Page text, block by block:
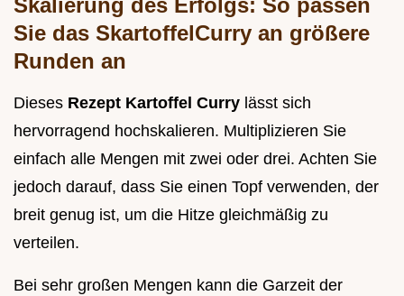
Skalierung des Erfolgs: So passen
Sie das SkartoffelCurry an größere
Runden an
Dieses Rezept Kartoffel Curry lässt sich
hervorragend hochskalieren. Multiplizieren Sie
einfach alle Mengen mit zwei oder drei. Achten Sie
jedoch darauf, dass Sie einen Topf verwenden, der
breit genug ist, um die Hitze gleichmäßig zu
verteilen.
Bei sehr großen Mengen kann die Garzeit der